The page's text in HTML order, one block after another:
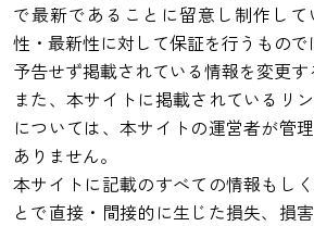
で最新であることに留意し制作し
性・最新性に対して保証を行うもので
予告せず掲載されている情報を変更す
また、本サイトに掲載されているリ
については、本サイトの運営者が管
ありません。
本サイトに記載のすべての情報もし
とで直接・間接的に生じた損失、損